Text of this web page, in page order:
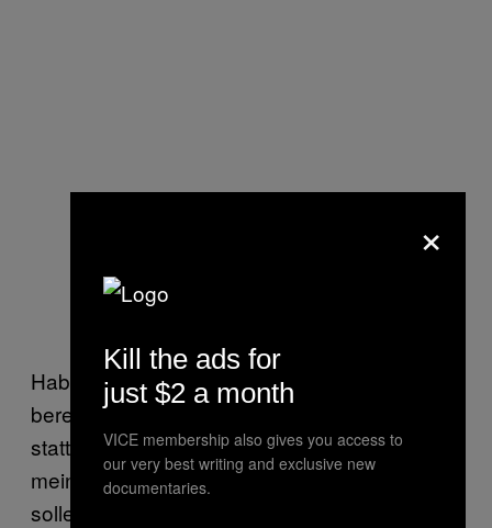
Habe man das prekoitale Wasserlassen
bereits als festes Ritual etabliert, könne man
stattdessen ja einfach duschen. „Ich sage
meinen Patientinnen, dass sie duschen
sollen, wenn sie vor dem Sex noch etwas tun
×
Kill the ads for
just $2 a month
VICE membership also gives you access to
our very best writing and exclusive new
documentaries.